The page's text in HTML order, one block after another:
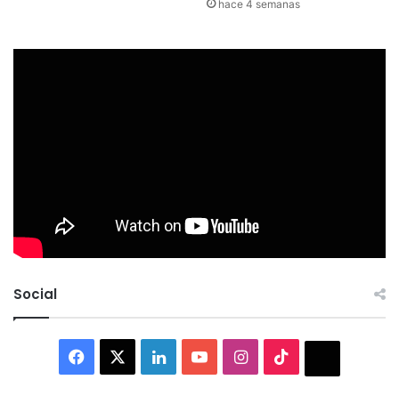
hace 4 semanas
Social
Facebook LinkedInYouTubeInstagram